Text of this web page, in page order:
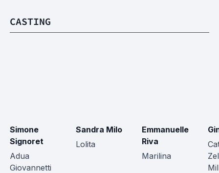
CASTING
Simone
Signoret
Adua
Giovannetti
Sandra Milo
Lolita
Emmanuelle
Riva
Marilina